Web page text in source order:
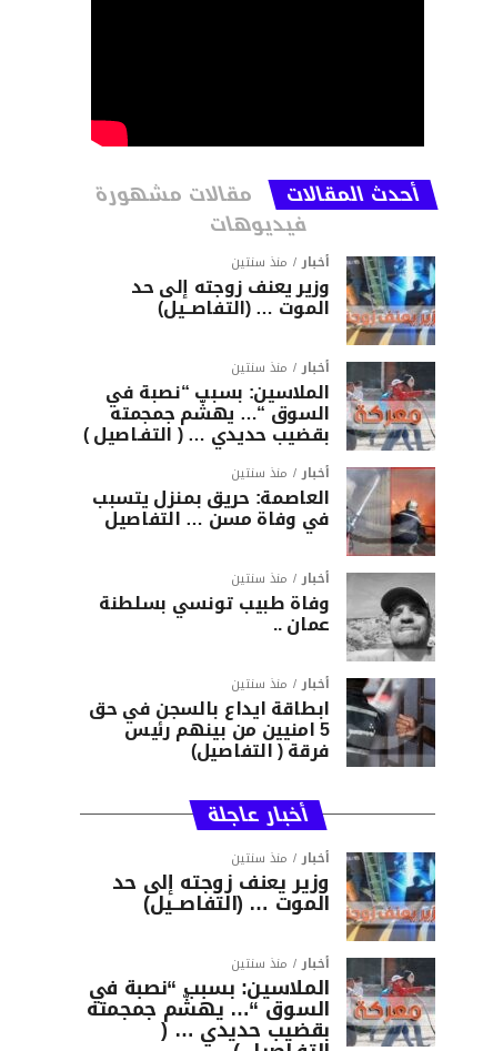
أحدث المقالات مقالات مشهورة
فيديوهات
أخبار منذ سنتين
وزير يعنف زوجته إلى حد
الموت … (التفاصــيل)
أخبار منذ سنتين
الملاسين: بسبب “نصبة في
السوق “… يهشّم جمجمته
بقضيب حديدي … ( التفـاصيل )
أخبار منذ سنتين
العاصمة: حريق بمنزل يتسبب
في وفاة مسن … التفاصيل
أخبار منذ سنتين
وفاة طبيب تونسي بسلطنة
عمان ..
أخبار منذ سنتين
ابطاقة ايداع بالسجن في حق
5 امنيين من بينهم رئيس
فرقة ( التفاصيل)
أخبار عاجلة
أخبار منذ سنتين
وزير يعنف زوجته إلى حد
الموت … (التفاصــيل)
أخبار منذ سنتين
الملاسين: بسبب “نصبة في
السوق “… يهشّم جمجمته
بقضيب حديدي … (